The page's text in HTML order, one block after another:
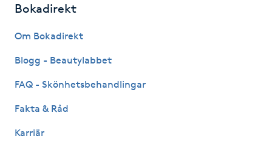
Hypnos
Hårborttagning
Hårbottenbehandling
Hårförlängning
Bokadirekt
Om Bokadirekt
Blogg - Beautylabbet
FAQ - Skönhetsbehandlingar
Fakta & Råd
Karriär